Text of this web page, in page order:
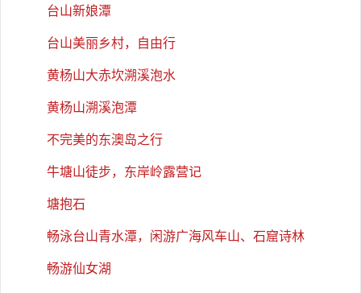
台山新娘潭
台山美丽乡村，自由行
黄杨山大赤坎溯溪泡水
黄杨山溯溪泡潭
不完美的东澳岛之行
牛塘山徒步，东岸岭露营记
塘抱石
畅泳台山青水潭，闲游广海风车山、石窟诗林
畅游仙女湖